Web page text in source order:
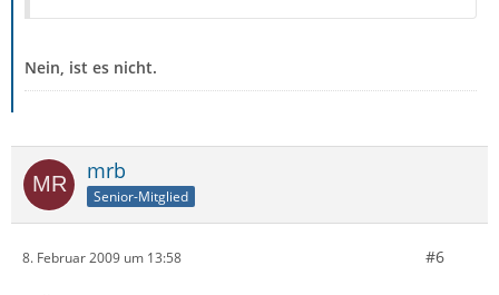
Nein, ist es nicht.
mrb
Senior-Mitglied
8. Februar 2009 um 13:58 #6